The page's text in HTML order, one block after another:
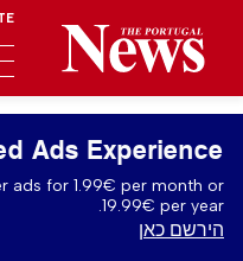
Ads Experience
ads for 1.99€ per month or
19.99€ per year.
הירשם כאן